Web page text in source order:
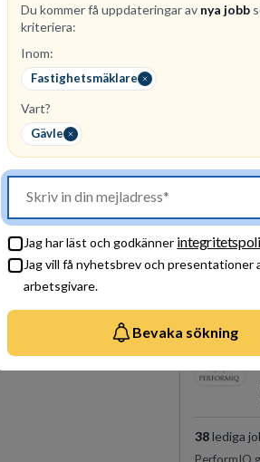
Du kommer få uppdateringar av nya jobb
kriteriera:
Inom:
Fastighetsmäklare
Vart?
Gävle
Jag har läst och godkänner
Jag vill få nyhetsbrev och presentationer
arbetsgivare.
Bevaka sökning
Hos oss
stegen
En av våra
effektiva
en hållbar
fler
38lediga